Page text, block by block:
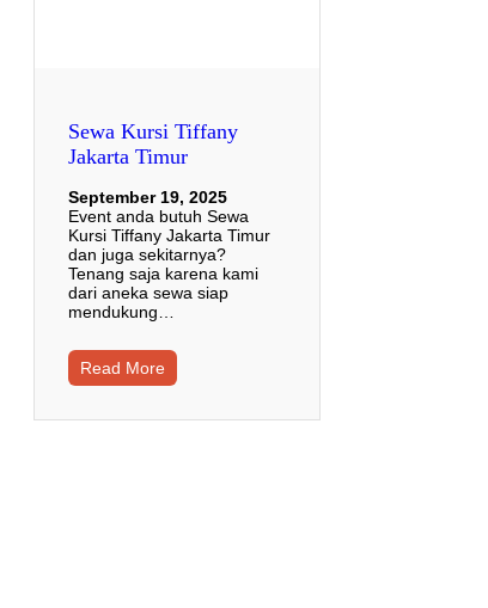
Sewa Kursi Tiffany
Jakarta Timur
September 19, 2025
Event anda butuh Sewa
Kursi Tiffany Jakarta Timur
dan juga sekitarnya?
Tenang saja karena kami
dari aneka sewa siap
mendukung…
Read More